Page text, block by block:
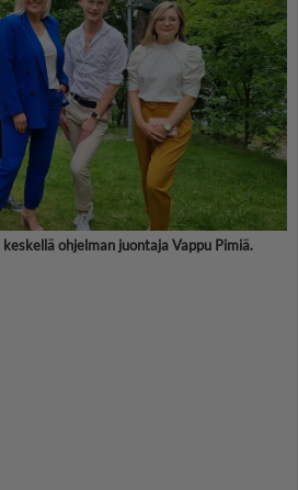
ohjelman juontaja Vappu Pimiä.